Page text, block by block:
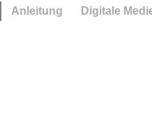
Anleitung Digitale